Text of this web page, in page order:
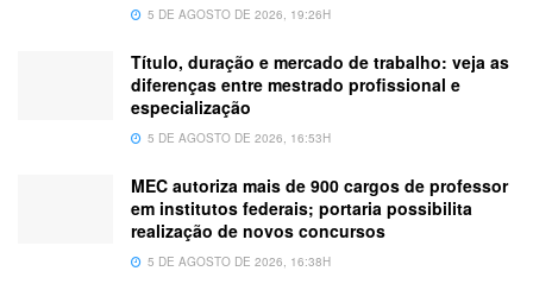
5 DE AGOSTO DE 2026, 19:26H
Título, duração e mercado de trabalho: veja as
diferenças entre mestrado profissional e
especialização
5 DE AGOSTO DE 2026, 16:53H
MEC autoriza mais de 900 cargos de professor
em institutos federais; portaria possibilita
realização de novos concursos
5 DE AGOSTO DE 2026, 16:38H